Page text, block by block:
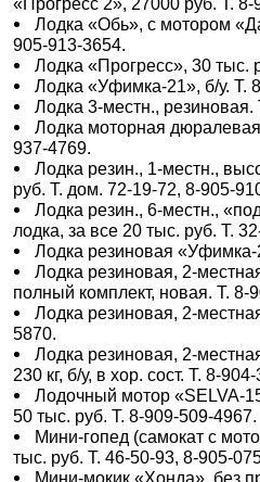
Лодка «Обь», с мотором
905-913-3654.
Лодка «Прогресс», 30 тыс.
Лодка «Уфимка-21», б/у. Т.
Лодка 3-местн., резиновая.
Лодка моторная
937-4769.
Лодка резин., 1-местн.,
руб. Т. дом. 72-19-72, 8-905-
Лодка резин., 6-местн.,
лодка, за все 20 тыс. руб. Т.
Лодка резиновая «Уфимка-
Лодка резиновая, 2-
полный комплект, новая. Т. 8-
Лодка резиновая, 2-
5870.
Лодка резиновая, 2-
230 кг, б/у, в хор. сост. Т. 8-
Лодочный мотор «SELVA-
50 тыс. руб. Т. 8-909-509-4967.
Мини-гопед (самокат с
тыс. руб. Т. 46-50-93, 8-905-
Мини-мокик «Хонда», без